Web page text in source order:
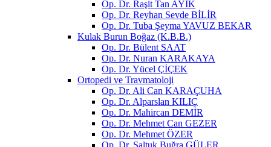
Op. Dr. Raşit Tan AYIK
Op. Dr. Reyhan Sevde BİLİR
Op. Dr. Tuba Şeyma YAVUZ BEKAR
Kulak Burun Boğaz (K.B.B.)
Op. Dr. Bülent SAAT
Op. Dr. Nuran KARAKAYA
Op. Dr. Yücel ÇİÇEK
Ortopedi ve Travmatoloji
Op. Dr. Ali Can KARAÇUHA
Op. Dr. Alparslan KILIÇ
Op. Dr. Mahircan DEMİR
Op. Dr. Mehmet Can GEZER
Op. Dr. Mehmet ÖZER
Op. Dr. Saltuk Buğra GÜLER